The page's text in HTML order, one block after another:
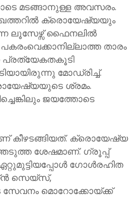
മടങ്ങാനുള്ള അവസരം.
ക്രൊയേഷ്യയും
ലൂസേഴ്സ് ഫൈനലില്‍
താരം
പ്രത്യേകതകൂടി
മോഡ്രിച്ച്.
ശ്രമം.
ജയത്തോടെ
കീഴടങ്ങിയത്. ക്രൊയേഷ്യ
ശേഷമാണ്. ഗ്രൂപ്പ്
ഗോള്‍രഹിത
സെയ്സ്,
സേവനം മൊറോക്കോയ്ക്ക്